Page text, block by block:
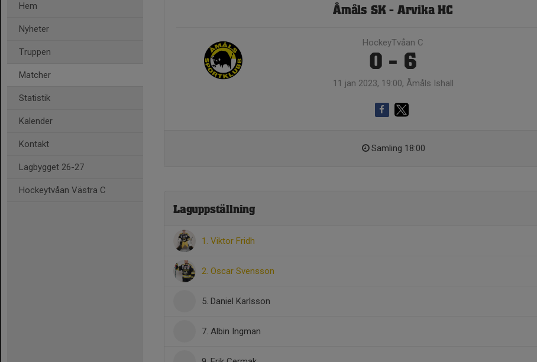
Hem
Nyheter
Truppen
Matcher
Statistik
Kalender
Kontakt
Lagbygget 26-27
Hockeytvåan Västra C
Åmåls SK - Arvika HC
HockeyTvåan C
0 - 6
11 jan 2023, 19:00, Åmåls Ishall
Samling 18:00
Laguppställning
1. Viktor Fridh
2. Oscar Svensson
5. Daniel Karlsson
7. Albin Ingman